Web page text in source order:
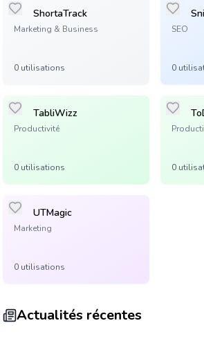
ShortaTrack
Marketing & Business
0 utilisations
SEO
0
TabliWizz
Productivité
0 utilisations 0
UTMagic
Marketing
0 utilisations
Actualités récentes